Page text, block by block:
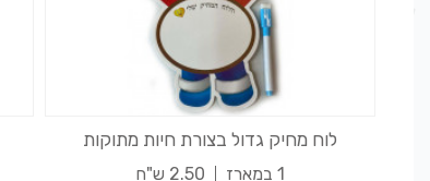
לוח מחיק גדול בצורת חיות מתוקות
1 במארז 2.50 ש"ח